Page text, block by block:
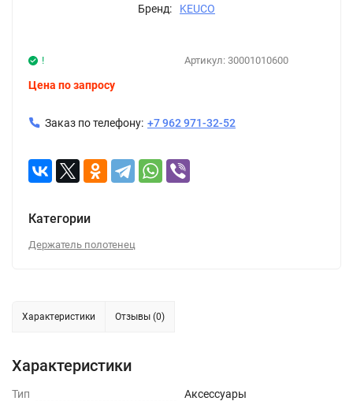
Бренд: KEUCO
Артикул: 30001010600
!
Цена по запросу
Заказ по телефону: +7 962 971-32-52
Категории
Держатель полотенец
Характеристики Отзывы (0)
Характеристики
Тип
Аксессуары